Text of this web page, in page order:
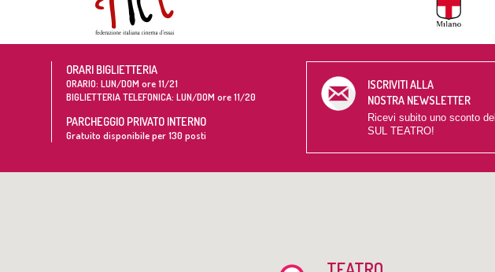
ORARI BIGLIETTERIA
ORARIO: LUN/DOM ore 11/21
BIGLIETTERIA TELEFONICA: LUN/DOM ore 11/20
PARCHEGGIO PRIVATO INTERNO
Gratuito disponibile per 130 posti
ISCRIVITI ALLA
NOSTRA NEWSLETTER
Ricevi subito uno sconto del
SUL TEATRO!